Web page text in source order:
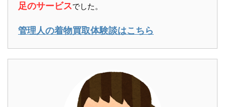
足のサービスでした。
管理人の着物買取体験談はこちら